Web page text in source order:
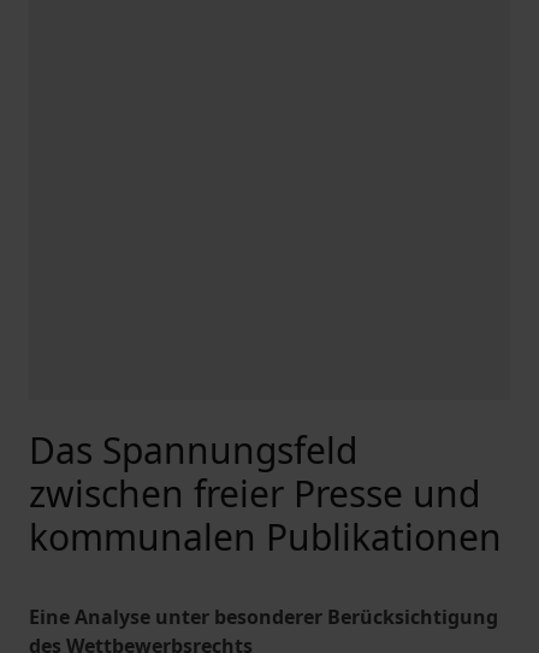
Das Spannungsfeld
zwischen freier Presse und
kommunalen Publikationen
Eine Analyse unter besonderer Berücksichtigung
des Wettbewerbsrechts